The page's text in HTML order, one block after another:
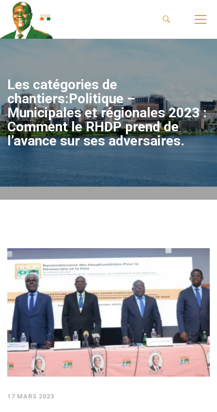
Les catégories de
chantiers:Politique –
Municipales et régionales 2023 :
Comment le RHDP prend de
l’avance sur ses adversaires.
17 MARS 2023